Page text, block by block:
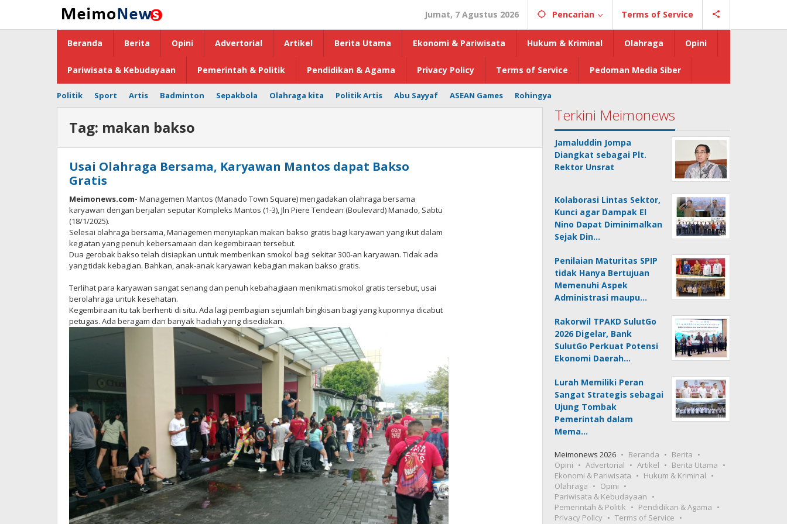
konten
Jumat, 7 Agustus 2026 Pencarian Terms of Service
Beranda Berita Opini Advertorial Artikel Berita Utama Ekonomi & Pariwisata Hukum & Kriminal Olahraga Opini
Pariwisata & Kebudayaan Pemerintah & Politik Pendidikan & Agama Privacy Policy Terms of Service Pedoman Media Siber
Politik Sport Artis Badminton Sepakbola Olahraga kita Politik Artis Abu Sayyaf ASEAN Games Rohingya
Tag: makan bakso
Usai Olahraga Bersama, Karyawan Mantos dapat Bakso
Gratis
Meimonews.com- Managemen Mantos (Manado Town Square) mengadakan olahraga bersama
karyawan dengan berjalan seputar Kompleks Mantos (1-3), Jln Piere Tendean (Boulevard) Manado, Sabtu
(18/1/2025).
Selesai olahraga bersama, Managemen menyiapkan makan bakso gratis bagi karyawan yang ikut dalam
kegiatan yang penuh kebersamaan dan kegembiraan tersebut.
Dua gerobak bakso telah disiapkan untuk memberikan smokol bagi sekitar 300-an karyawan. Tidak ada
yang tidak kebagian. Bahkan, anak-anak karyawan kebagian makan bakso gratis.
Terlihat para karyawan sangat senang dan penuh kebahagiaan menikmati.smokol gratis tersebut, usai
berolahraga untuk kesehatan.
Kegembiraan itu tak berhenti di situ. Ada lagi pembagian sejumlah bingkisan bagi yang kuponnya dicabut
petugas. Ada beragam dan banyak hadiah yang disediakan.
Terkini Meimonews
Jamaluddin Jompa
Diangkat sebagai Plt.
Rektor Unsrat
Kolaborasi Lintas Sektor,
Kunci agar Dampak El
Nino Dapat Diminimalkan
Sejak Din…
Penilaian Maturitas SPIP
tidak Hanya Bertujuan
Memenuhi Aspek
Administrasi maupu…
Rakorwil TPAKD SulutGo
2026 Digelar, Bank
SulutGo Perkuat Potensi
Ekonomi Daerah…
Lurah Memiliki Peran
Sangat Strategis sebagai
Ujung Tombak
Pemerintah dalam
Mema…
Meimonews 2026 Beranda
Berita
Opini
Advertorial Artikel
Berita Utama
Ekonomi & Pariwisata
Hukum & Kriminal
Olahraga
Opini
Pariwisata & Kebudayaan
Pemerintah & Politik
Pendidikan & Agama
Privacy Policy
Terms of Service